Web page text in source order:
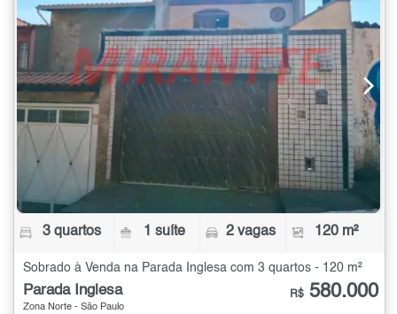
3 quartos 1 suíte 2 vagas 120 m²
Sobrado à Venda na Parada Inglesa com 3 quartos - 120 m²
Parada Inglesa
Zona Norte - São Paulo
R$ 580.000